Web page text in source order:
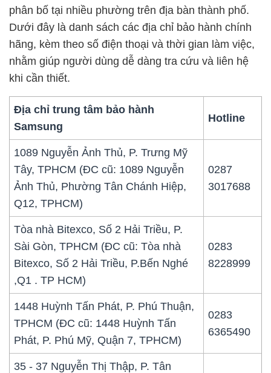
phân bố tại nhiều phường trên địa bàn thành phố.
Dưới đây là danh sách các địa chỉ bảo hành chính
hãng, kèm theo số điện thoại và thời gian làm việc,
nhằm giúp người dùng dễ dàng tra cứu và liên hệ
khi cần thiết.
Địa chỉ trung tâm bảo hành
Samsung
Hotline
1089 Nguyễn Ảnh Thủ, P. Trưng Mỹ
Tây, TPHCM (ĐC cũ: 1089 Nguyễn
Ảnh Thủ, Phường Tân Chánh Hiệp,
Q12, TPHCM)
0287
3017688
Tòa nhà Bitexco, Số 2 Hải Triều, P.
Sài Gòn, TPHCM (ĐC cũ: Tòa nhà
Bitexco, Số 2 Hải Triều, P.Bến Nghé
,Q1 . TP HCM)
0283
8228999
1448 Huỳnh Tấn Phát, P. Phú Thuận,
TPHCM (ĐC cũ: 1448 Huỳnh Tấn
Phát, P. Phú Mỹ, Quận 7, TPHCM)
0283
6365490
35 - 37 Nguyễn Thị Thập, P. Tân